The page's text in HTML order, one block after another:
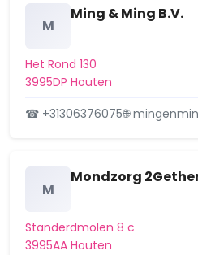
aanvraag
uitbreiden woning
M
Ming & Ming B.V.
Het Rond 130
3995DP Houten
☎ +31306376075🌐
M
Mondzorg
Standerdmolen 8 c
3995AA Houten